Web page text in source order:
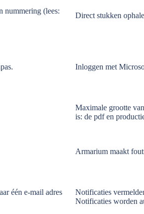
nummering (lees:
Direct stukken
Inloggen met
Maximale grootte
is: de pdf en
Armarium maakt
één e-mail adres
Notificaties
Notificaties worden